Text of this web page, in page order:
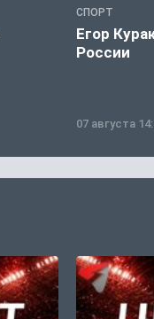
СПОРТ
Егор
России
07 августа